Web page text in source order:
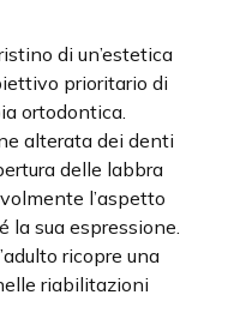
di un’estetica
prioritario di
ortodontica.
alterata dei denti
delle labbra
l’aspetto
la sua espressione.
ricopre una
riabilitazioni